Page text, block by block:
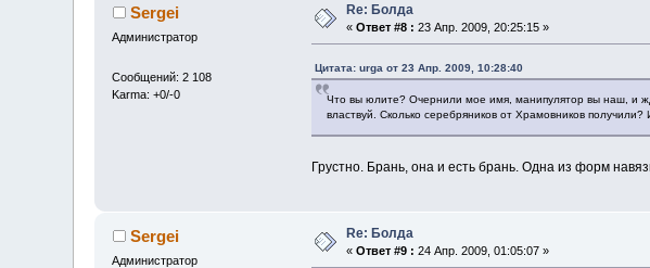
Sergei
Администратор
Сообщений: 2 108
Karma: +0/-0
Re: Болда
«Ответ #8 : 23 Апр. 2009, 20:25:15 »
Цитата: urga от 23 Апр. 2009, 10:28:40
Что вы юлите? Очернили мое имя, манипулятор вы наш, и
властвуй. Сколько серебряников от Храмовников
Грустно. Брань, она и есть брань. Одна из форм
Sergei
Администратор
Re: Болда
«Ответ #9 : 24 Апр. 2009, 01:05:07 »